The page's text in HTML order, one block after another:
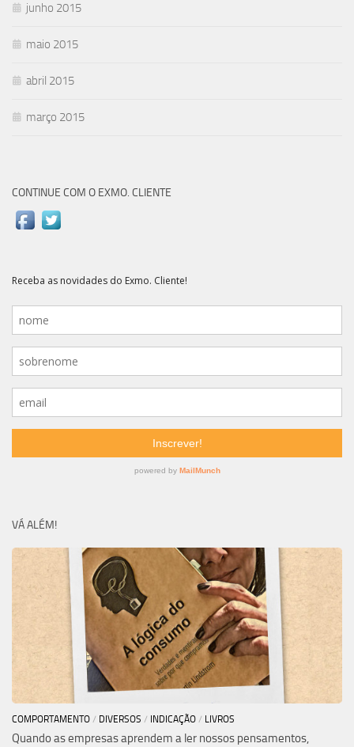
junho 2015
maio 2015
abril 2015
março 2015
CONTINUE COM O EXMO. CLIENTE
VÁ ALÉM!
COMPORTAMENTO / DIVERSOS / INDICAÇÃO / LIVROS
Quando as empresas aprendem a ler nossos pensamentos,